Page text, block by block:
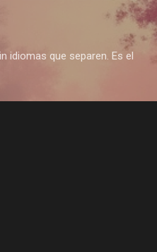
idiomas que separen. Es el